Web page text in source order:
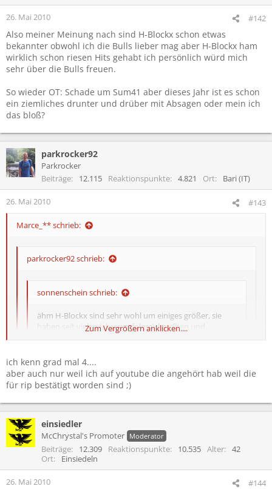
26. Mai 2010 #142
Also meiner Meinung nach sind H-Blockx schon etwas
bekannter obwohl ich die Bulls lieber mag aber H-Blockx ham
wirklich schon riesen Hits gehabt ich persönlich würd mich
sehr über die Bulls freuen.
So wieder OT: Schade um Sum41 aber dieses Jahr ist es schon
ein ziemliches drunter und drüber mit Absagen oder mein ich
das bloß?
parkrocker92
Parkrocker
Beiträge
12.115 Reaktionspunkte 4.821 Ort Bari (IT)
26. Mai 2010 #143
Marce_** schrieb:
parkrocker92 schrieb:
sonnenschein schrieb:
ähm H-Blockx sind sehr wohl um einiges größer, sie
haben seit vielen jahren erfolgreiche alben und
goldene schallplatte eingesackt.
Zum Vergrößern anklicken....
Frag mal in Süddeutschland nach H-Blockx; die kennt kaum
(noch) einer. Die Bulls sind da schon um einiges bekannter.
nicht unbedingt soo stolz wäre^^) und ne goldene
Schallplatte nicht weiter. ;)
Zum Vergrößern anklicken....
ja, ich kenne höchstens 7lieder von denen
Zum Vergrößern anklicken....
ich kenn grad mal 4....
aber auch nur weil ich auf youtube die angehört hab weil die
für rip bestätigt worden sind ;)
einsiedler
McChrystal's Promoter Moderator
Beiträge 12.309 Reaktionspunkte 10.535 Alter
42
Ort
Einsiedeln
26. Mai 2010 #144